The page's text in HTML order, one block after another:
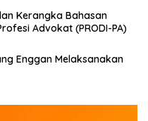
Kerangka Bahasan
Advokat (PRODI-PA)
Enggan Melaksanakan